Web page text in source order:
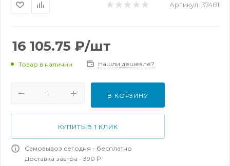
Артикул: 37481
16 105.75 ₽/шт
Товар в наличии Нашли дешевле?
В КОРЗИНУ
КУПИТЬ В 1 КЛИК
Самовывоз сегодня - бесплатно
Доставка завтра - 390 ₽